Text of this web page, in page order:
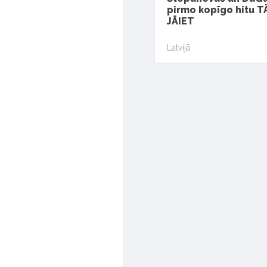
pirmo kopīgo hitu
JĀIET
Latvijā